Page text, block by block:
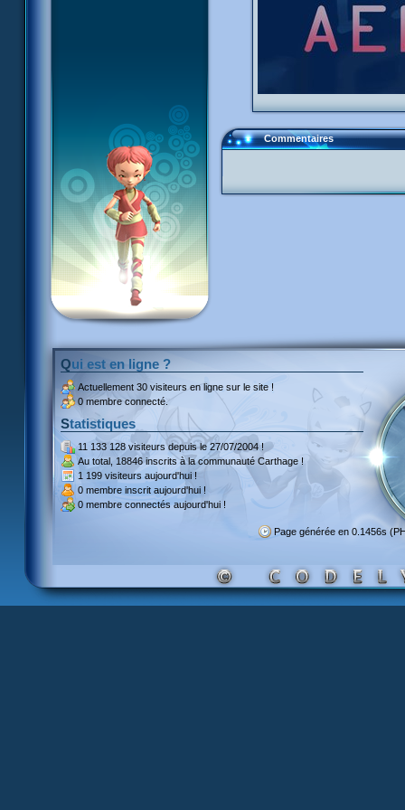
Commentaires
Qui est en ligne ?
Actuellement 30 visiteurs en ligne sur le site !
0 membre connecté.
Statistiques
11 133 128 visiteursdepuis le 27/07/2004 !
Au total, 18846 inscritsà la communauté Carthage !
1 199 visiteurs aujourd'hui !
0 membre inscrit aujourd'hui !
0 membre connectés aujourd'hui !
Page générée en 0.1456s